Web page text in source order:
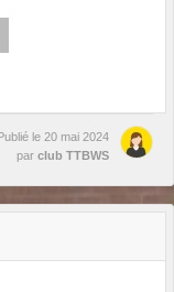
Publié le 20 mai 2024
par club TTBWS